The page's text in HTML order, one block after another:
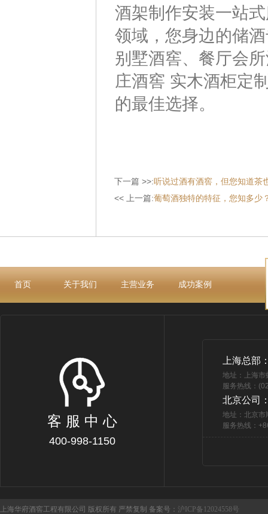
酒架制作安装一站
领域，您身边的储
别墅酒窖、餐厅会
庄酒窖 实木酒柜定
的最佳选择。
下一篇 >>:听说过酒有酒窖，但您知道茶
<< 上一篇:葡萄酒独特的特征，您知多少
首页 关于我们 主营业务 成功案例
客 服 中 心
400-998-1150
上海总部
地址：上海
服务热线：
北京公司
地址：北京市
服务热线：
上海华府酒窖工程有限公司 版权所有 严禁复制 备案号： 沪ICP备12024558号